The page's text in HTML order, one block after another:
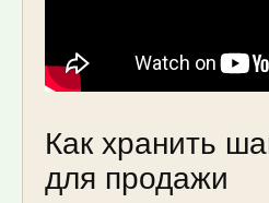
Как хранить
для продажи